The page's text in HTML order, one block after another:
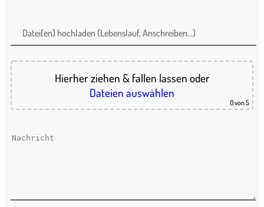
Datei(en) hochladen (Lebenslauf, Anschreiben...)
Hierher ziehen & fallen lassen oder
Dateien auswählen
0von 5